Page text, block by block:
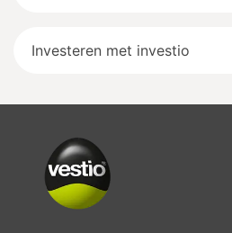
Investeren met investio